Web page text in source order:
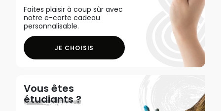
Faites plaisir à coup sûr avec
notre e-carte cadeau
personnalisable.
JE CHOISIS
Vous êtes
étudiants ?